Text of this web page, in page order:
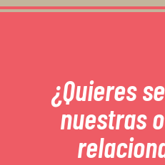
¿Quieres
nuestras